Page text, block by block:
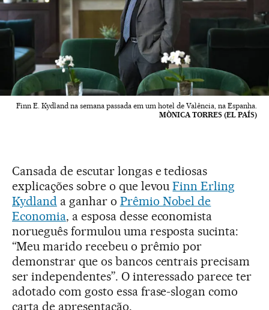
Finn E. Kydland na semana passada em um hotel de Valência, na Espanha.
MÒNICA TORRES (EL PAÍS)
Cansada de escutar longas e tediosas
explicações sobre o que levouFinn Erling
Kydlanda ganhar o Prêmio Nobel de
Economia, a esposa desse economista
norueguês formulou uma resposta sucinta:
“Meu marido recebeu o prêmio por
demonstrar que os bancos centrais precisam
ser independentes”. O interessado parece ter
adotado com gosto essa frase-slogan como
carta de apresentação.